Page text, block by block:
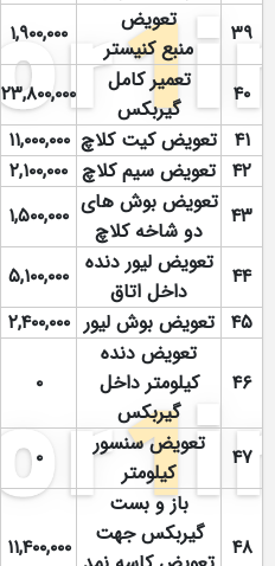
۳۹
تعویض
منبع کنیستر
۱,۹۰۰,۰۰۰
۴۰
تعمیر کامل
گیربکس
۲۳,۸۰۰,۰۰۰
۴۱ تعویض کیت کلاچ ۱۱,۰۰۰,۰۰۰
۴۲ تعویض سیم کلاچ ۲,۱۰۰,۰۰۰
۴۳ تعویض بوش های
دو شاخه کلاچ
۱,۵۰۰,۰۰۰
۴۴
تعویض لیور دنده
داخل اتاق
۵,۱۰۰,۰۰۰
۴۵ تعویض بوش لیور ۲,۴۰۰,۰۰۰
۴۶
تعویض دنده
کیلومتر داخل
گیربکس
۰
۴۷
تعویض سنسور
کیلومتر
۰
۴۸
باز و بست
گیربکس جهت
۱۱,۴۰۰,۰۰۰